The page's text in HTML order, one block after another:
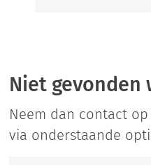
Niet gevonden
Neem dan contact
via onderstaande